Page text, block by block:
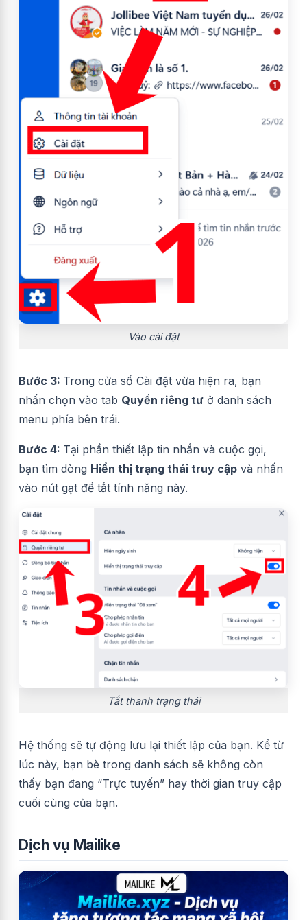
Vào cài đặt
Bước 3: Trong cửa sổ Cài đặt vừa hiện ra, bạn
nhấn chọn vào tab Quyền riêng tư ở danh sách
menu phía bên trái.
Bước 4: Tại phần thiết lập tin nhắn và cuộc gọi,
bạn tìm dòng Hiển thị trạng thái truy cập và nhấn
vào nút gạt để tắt tính năng này.
Tắt thanh trạng thái
Hệ thống sẽ tự động lưu lại thiết lập của bạn. Kể từ
lúc này, bạn bè trong danh sách sẽ không còn
thấy bạn đang “Trực tuyến” hay thời gian truy cập
cuối cùng của bạn.
Dịch vụ Mailike